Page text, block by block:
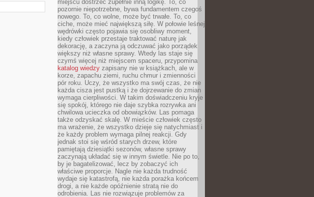
miejscu dostrzec zupełnie inną logikę. To, co
pozornie niepotrzebne, bywa fundamentem czegoś
nowego. To, co wolne, może być trwałe. To, co
ciche, może mieć największą siłę. W połowie leśnej
wędrówki często pojawia się osobliwy moment,
kiedy człowiek przestaje traktować naturę jak
dekorację, a zaczyna ją odczuwać jako porządek
większy niż własne sprawy. Wtedy las staje się
czymś więcej niż miejscem spaceru, przypomina
katalog wiedzy zapisany nie w książkach, ale w
korze, zapachu ziemi, ruchu chmur i zmienności
pór roku. Uczy, że wszystko ma swój czas, że nie
każda cisza jest pustką i że dojrzewanie do zmian
wymaga cierpliwości. W takim doświadczeniu kryje
się spokój, którego nie daje szybka rozrywka ani
chwilowa ucieczka od obowiązków. Las pomaga
także odzyskać skalę. W mieście człowiek często
ma wrażenie, że wszystko dzieje się natychmiast i
że każdy problem wymaga pilnej reakcji. Gdy
jednak stoi się wśród starych drzew, które
pamiętają dziesiątki sezonów, własne sprawy
zaczynają układać się w innym świetle. Nie po to,
by je bagatelizować, lecz by zobaczyć ich
właściwe proporcje. Nagle nie każda trudność
wydaje się katastrofą, nie każda porażka końcem
drogi, a nie każde opóźnienie stratą nie do
odrobienia. Las nie rozwiązuje problemów za